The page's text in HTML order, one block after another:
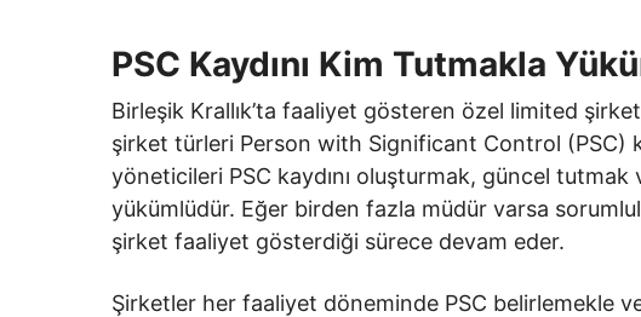
PSC Kaydını Kim Tutmakla
Birleşik Krallık’ta faaliyet gösteren özel limited
şirket türleri Person with Significant Control (PSC)
yöneticileri PSC kaydını oluşturmak, güncel
yükümlüdür. Eğer birden fazla müdür varsa
şirket faaliyet gösterdiği sürece devam eder.
Şirketler her faaliyet döneminde PSC belirlemekle